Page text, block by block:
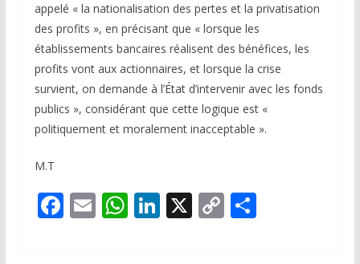
appelé « la nationalisation des pertes et la privatisation
des profits », en précisant que « lorsque les
établissements bancaires réalisent des bénéfices, les
profits vont aux actionnaires, et lorsque la crise
survient, on demande à l’État d’intervenir avec les fonds
publics », considérant que cette logique est «
politiquement et moralement inacceptable ».
M.T
F E W Li X C P